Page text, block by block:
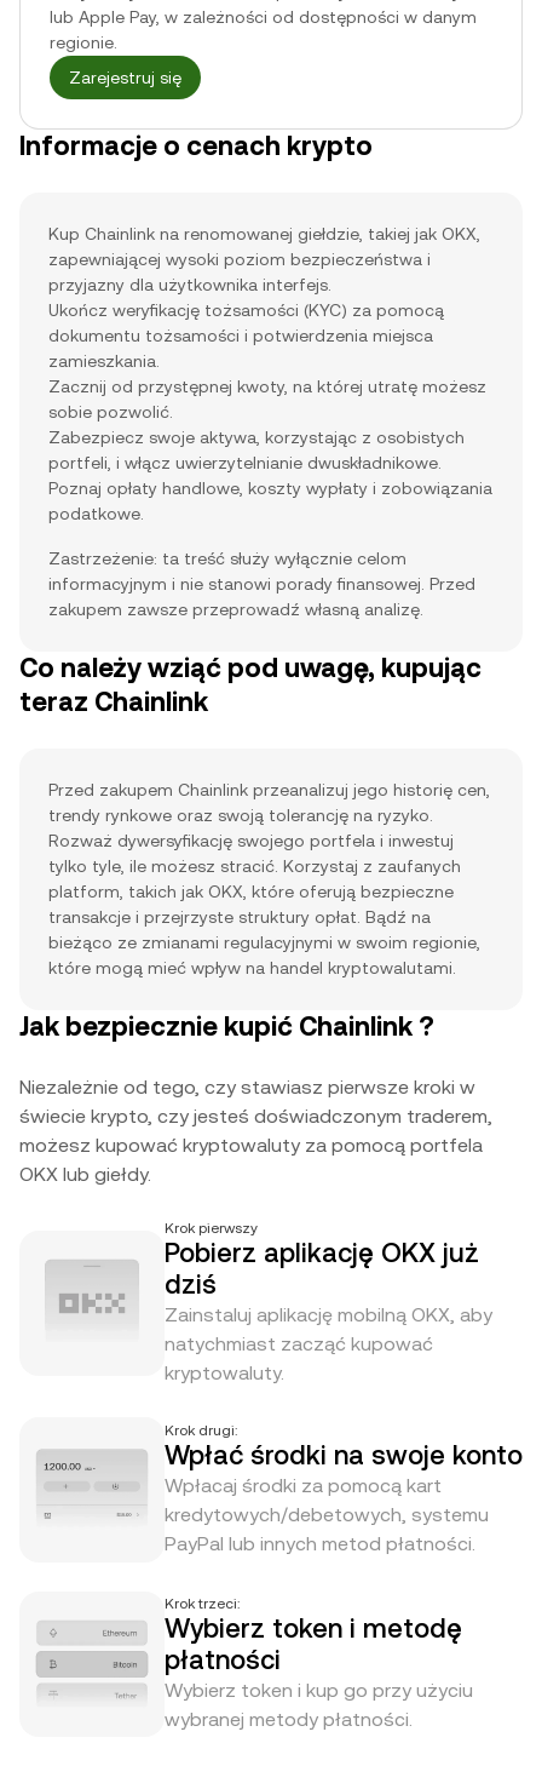
lub Apple Pay, w zależności od dostępności w danym
regionie.
Zarejestruj się
Informacje o cenach krypto
Kup Chainlink na renomowanej giełdzie, takiej jak OKX,
zapewniającej wysoki poziom bezpieczeństwa i
przyjazny dla użytkownika interfejs.
Ukończ weryfikację tożsamości (KYC) za pomocą
dokumentu tożsamości i potwierdzenia miejsca
zamieszkania.
Zacznij od przystępnej kwoty, na której utratę możesz
sobie pozwolić.
Zabezpiecz swoje aktywa, korzystając z osobistych
portfeli, i włącz uwierzytelnianie dwuskładnikowe.
Poznaj opłaty handlowe, koszty wypłaty i zobowiązania
podatkowe.
Zastrzeżenie: ta treść służy wyłącznie celom
informacyjnym i nie stanowi porady finansowej. Przed
zakupem zawsze przeprowadź własną analizę.
Co należy wziąć pod uwagę, kupując
teraz Chainlink
Przed zakupem Chainlink przeanalizuj jego historię cen,
trendy rynkowe oraz swoją tolerancję na ryzyko.
Rozważ dywersyfikację swojego portfela i inwestuj
tylko tyle, ile możesz stracić. Korzystaj z zaufanych
platform, takich jak OKX, które oferują bezpieczne
transakcje i przejrzyste struktury opłat. Bądź na
bieżąco ze zmianami regulacyjnymi w swoim regionie,
które mogą mieć wpływ na handel kryptowalutami.
Jak bezpiecznie kupić Chainlink ?
Niezależnie od tego, czy stawiasz pierwsze kroki w
świecie krypto, czy jesteś doświadczonym traderem,
możesz kupować kryptowaluty za pomocą portfela
OKX lub giełdy.
Krok pierwszy
Pobierz aplikację OKX już
dziś
Zainstaluj aplikację mobilną OKX, aby
natychmiast zacząć kupować
kryptowaluty.
Krok drugi:
Wpłać środki na swoje konto
Wpłacaj środki za pomocą kart
kredytowych/debetowych, systemu
PayPal lub innych metod płatności.
Krok trzeci:
Wybierz token i metodę
płatności
Wybierz token i kup go przy użyciu
wybranej metody płatności.